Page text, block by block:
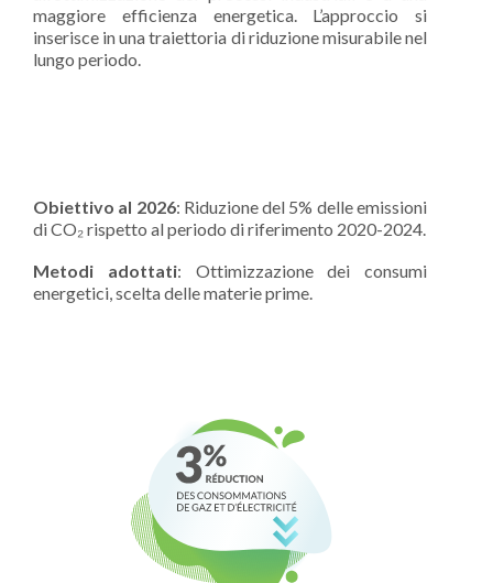
maggiore efficienza energetica. L’approccio si
inserisce in una traiettoria di riduzione misurabile nel
lungo periodo.
Obiettivo al 2026: Riduzione del 5% delle emissioni
di CO₂ rispetto al periodo di riferimento 2020-2024.
Metodi adottati: Ottimizzazione dei consumi
energetici, scelta delle materie prime.